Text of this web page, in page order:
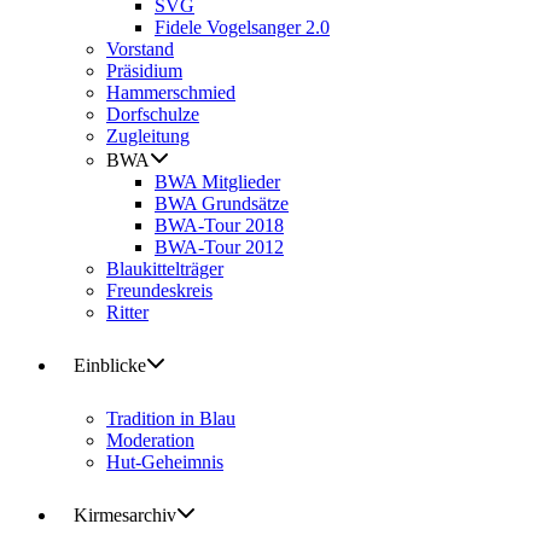
SVG
Fidele Vogelsanger 2.0
Vorstand
Präsidium
Hammerschmied
Dorfschulze
Zugleitung
BWA
BWA Mitglieder
BWA Grundsätze
BWA-Tour 2018
BWA-Tour 2012
Blaukittelträger
Freundeskreis
Ritter
Einblicke
Tradition in Blau
Moderation
Hut-Geheimnis
Kirmesarchiv